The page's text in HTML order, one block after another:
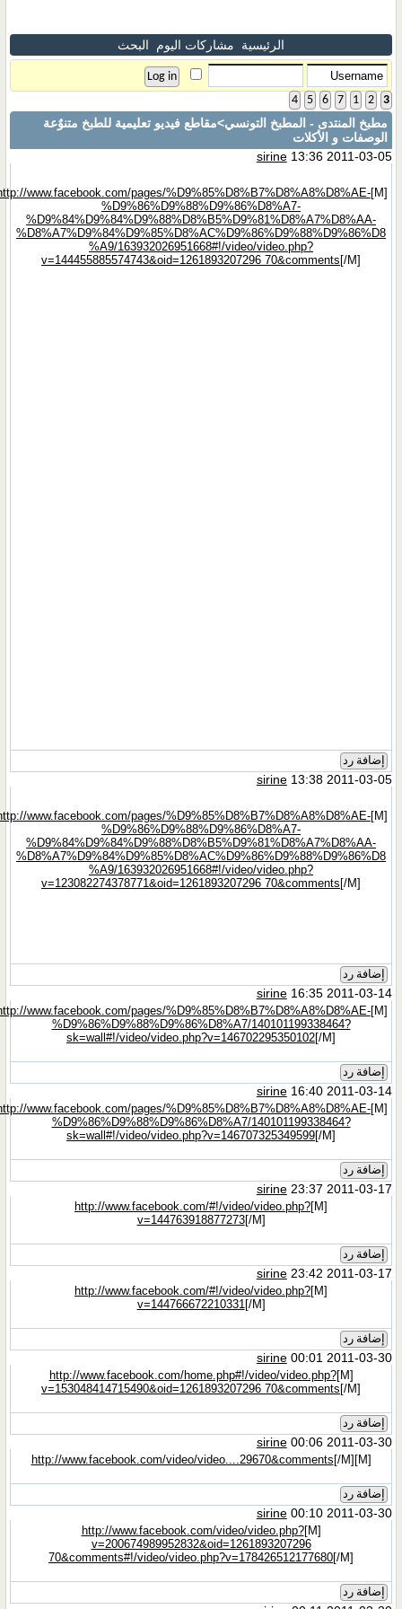
الرئيسية مشاركات اليوم البحث
1 2 3
4 5 6 7
مطبخ المنتدى - المطبخ التونسي >مقاطع فيديو تعليمية للطبخ متنوٌعة
الوصفات و الأكلات
sirine 13:36 2011-03-05
http://www.facebook.com/pages/%D9%85%D8%B7%D8%A8%D8%AE-
%D9%86%D9%88%D9%86%D8%A7-
%D9%84%D9%84%D9%88%D8%B5%D9%81%D8%A7%D8%AA-
%D8%A7%D9%84%D9%85%D8%AC%D9%86%D9%88%D9%86%D8
%A9/163932026951668#!/video/video.php?
v=144455885574743&oid=1261893207296 70&comments[/M]
إضافة رد
sirine 13:38 2011-03-05
http://www.facebook.com/pages/%D9%85%D8%B7%D8%A8%D8%AE-
%D9%86%D9%88%D9%86%D8%A7-
%D9%84%D9%84%D9%88%D8%B5%D9%81%D8%A7%D8%AA-
%D8%A7%D9%84%D9%85%D8%AC%D9%86%D9%88%D9%86%D8
%A9/163932026951668#!/video/video.php?
v=123082274378771&oid=1261893207296 70&comments[/M]
إضافة رد
sirine 16:35 2011-03-14
http://www.facebook.com/pages/%D9%85%D8%B7%D8%A8%D8%AE-
%D9%86%D9%88%D9%86%D8%A7/140101199338464?
sk=wall#!/video/video.php?v=146702295350102[/M]
إضافة رد
sirine 16:40 2011-03-14
http://www.facebook.com/pages/%D9%85%D8%B7%D8%A8%D8%AE-
%D9%86%D9%88%D9%86%D8%A7/140101199338464?
sk=wall#!/video/video.php?v=146707325349599[/M]
إضافة رد
sirine 23:37 2011-03-17
http://www.facebook.com/#!/video/video.php?
v=144763918877273[/M]
إضافة رد
sirine 23:42 2011-03-17
http://www.facebook.com/#!/video/video.php?
v=144766672210331[/M]
إضافة رد
sirine 00:01 2011-03-30
http://www.facebook.com/home.php#!/video/video.php?
v=153048414715490&oid=1261893207296 70&comments[/M]
إضافة رد
sirine 00:06 2011-03-30
http://www.facebook.com/video/video....29670&comments[/M]
إضافة رد
sirine 00:10 2011-03-30
http://www.facebook.com/video/video.php?
v=200674989952832&oid=1261893207296
70&comments#!/video/video.php?v=178426512177680[/M]
إضافة رد